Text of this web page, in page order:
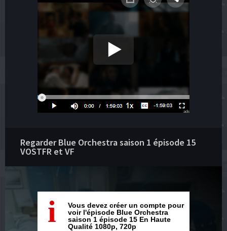
ads
Regarder Blue Orchestra saison 1 épisode 15
VOSTFR et VF
i
Vous devez créer un compte pour
voir l'épisode Blue Orchestra
saison 1 épisode 15 En Haute
Qualité 1080p, 720p